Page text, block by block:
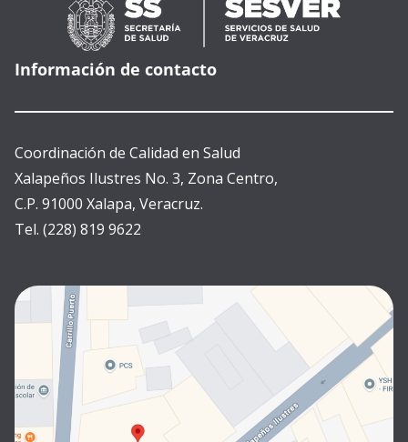
Información de contacto
Coordinación de Calidad en Salud
Xalapeños Ilustres No. 3, Zona Centro,
C.P. 91000 Xalapa, Veracruz.
Tel. (228) 819 9622